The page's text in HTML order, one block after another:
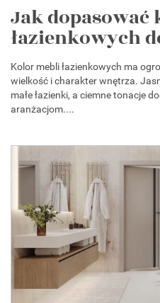
Jak
łazienkowych
Kolor mebli łazienkowych ma
wielkość i charakter wnętrza.
małe łazienki, a ciemne tonacje
aranżacjom....